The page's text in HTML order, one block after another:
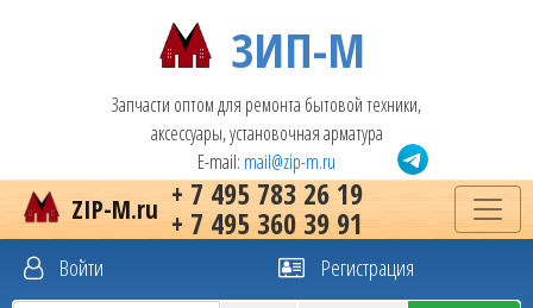
ЗИП-М
Запчасти оптом для ремонта бытовой техники,
аксессуары, установочная арматура
E-mail: mail@zip-m.ru
+ 7 495 783 26 19
+ 7 495 360 39 91
ZIP-M.ru
Войти Регистрация